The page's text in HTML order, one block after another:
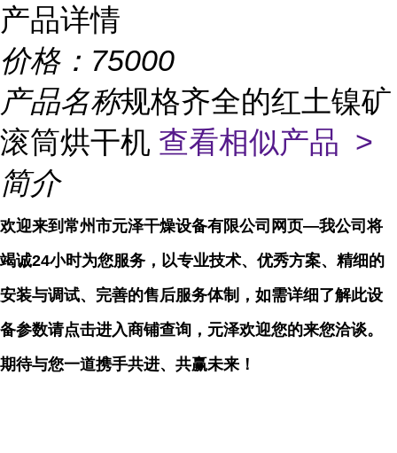
产品详情
价格： 75000
产品名称规格齐全的红土镍矿
滚筒烘干机 查看相似产品 >
简介
欢迎来到常州市元泽干燥设备有限公司网页—我公司将
竭诚24小时为您服务，以专业技术、优秀方案、精细的
安装与调试、完善的售后服务体制，如需详细了解此设
备参数请点击进入商铺查询，元泽欢迎您的来您洽谈。
期待与您一道携手共进、共赢未来！